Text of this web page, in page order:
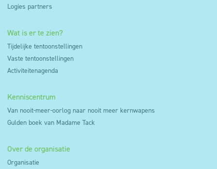
Logies partners
Wat is er te zien?
Tijdelijke tentoonstellingen
Vaste tentoonstellingen
Activiteitenagenda
Kenniscentrum
Van nooit-meer-oorlog naar nooit meer kernwapens
Gulden boek van Madame Tack
Over de organisatie
Organisatie